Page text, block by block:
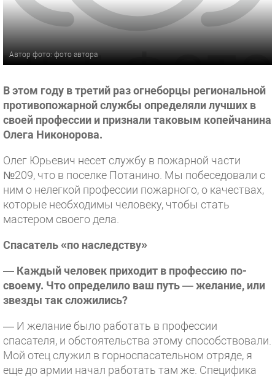
Автор фото: фото автора
В этом году в третий раз огнеборцы региональной
противопожарной службы определяли лучших в
своей профессии и признали таковым копейчанина
Олега Никонорова.
Олег Юрьевич несет службу в пожарной части
№209, что в поселке Потанино. Мы побеседовали с
ним о нелегкой профессии пожарного, о качествах,
которые необходимы человеку, чтобы стать
мастером своего дела.
Спасатель «по наследству»
— Каждый человек приходит в профессию по-
своему. Что определило ваш путь — желание, или
звезды так сложились?
— И желание было работать в профессии
спасателя, и обстоятельства этому способствовали.
Мой отец служил в горноспасательном отряде, я
еще до армии начал работать там же. Специфика